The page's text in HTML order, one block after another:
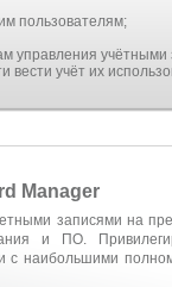
пользователям;
управления учётными
вести учёт их
Manager
записями на
и ПО.
с наибольшими